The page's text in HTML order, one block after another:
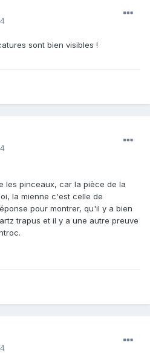
sont bien visibles !
les pinceaux, car la pièce de la
la mienne c'est celle de
pour montrer, qu'il y a bien
trapus et il y a une autre preuve